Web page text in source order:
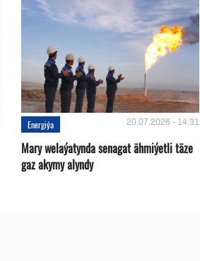
Energiýa 20.07.2026 - 14:31
Mary welaýatynda senagat ähmiýetli täze
gaz akymy alyndy